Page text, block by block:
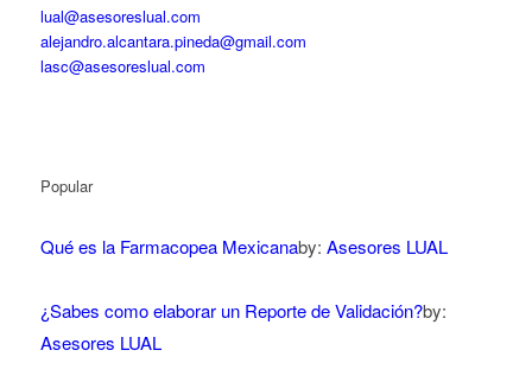
lual@asesoreslual.com
alejandro.alcantara.pineda@gmail.com
lasc@asesoreslual.com
Popular
Qué es la Farmacopea Mexicanaby: Asesores LUAL
¿Sabes como elaborar un Reporte de Validación?by:
Asesores LUAL